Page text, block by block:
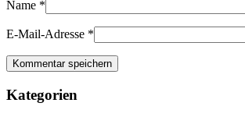
Name *
E-Mail-Adresse *
Kategorien